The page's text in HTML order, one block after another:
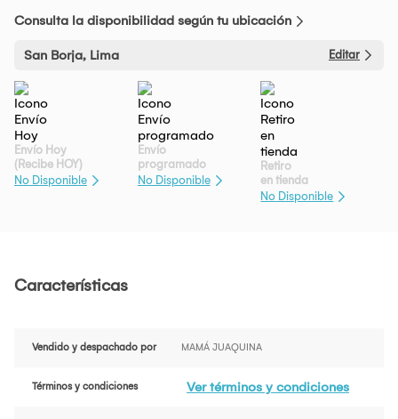
Consulta la disponibilidad según tu ubicación
San Borja, Lima Editar
Envío Hoy
(Recibe HOY)
No Disponible
Envío
programado
No Disponible
Retiro
en tienda
No Disponible
Características
Vendido y despachado por MAMÁ JUAQUINA
Términos y condiciones Ver términos y condiciones